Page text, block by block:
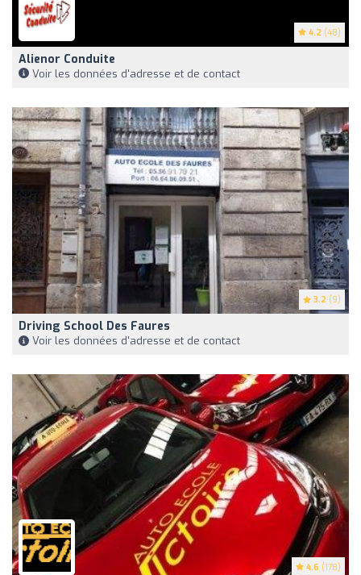
4.2 (48)
Alienor Conduite
Voir les données d'adresse et de contact
3.2 (9)
Driving School Des Faures
Voir les données d'adresse et de contact
4.6 (178)